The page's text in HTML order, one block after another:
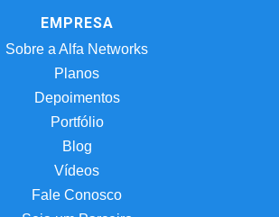
EMPRESA
Sobre a Alfa Networks
Planos
Depoimentos
Portfólio
Blog
Vídeos
Fale Conosco